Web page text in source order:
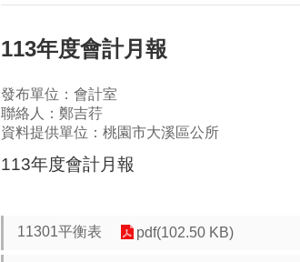
113年度會計月報
發布單位：會計室
聯絡人：鄭吉荇
資料提供單位：桃園市大溪區公所
113年度會計月報
11301平衡表 pdf(102.50 KB)